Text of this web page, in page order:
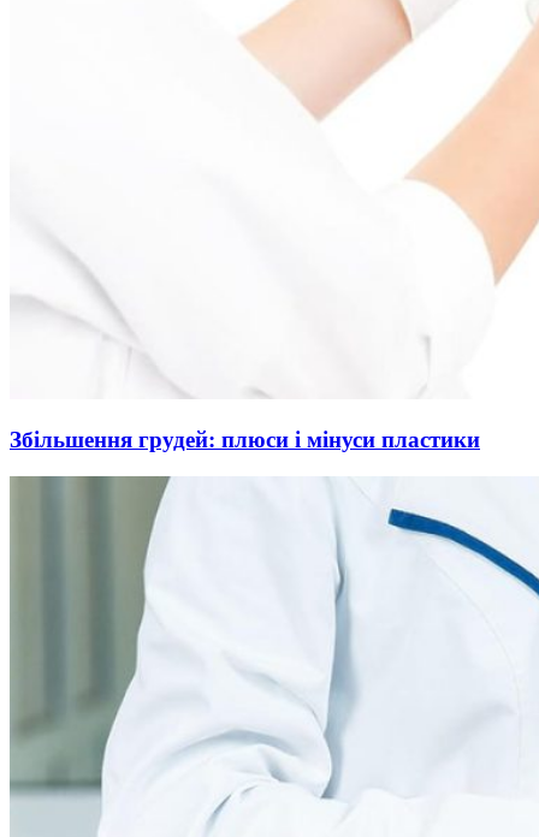
Збільшення грудей: плюси і мінуси пластики